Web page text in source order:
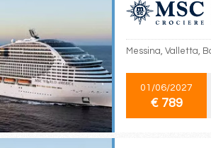
Messina, Valletta,
01/06/2027
€ 789